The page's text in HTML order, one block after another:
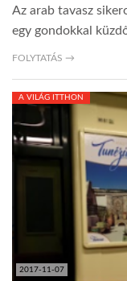
Az arab tavasz
egy gondokkal
FOLYTATÁS →
2017-11-07
A VILÁG ITTHON